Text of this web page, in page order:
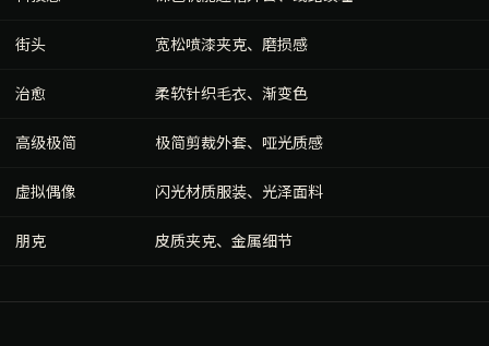
街头 宽松喷漆夹克、磨损感
治愈 柔软针织毛衣、渐变色
高级极简 极简剪裁外套、哑光质感
虚拟偶像 闪光材质服装、光泽面料
朋克 皮质夹克、金属细节